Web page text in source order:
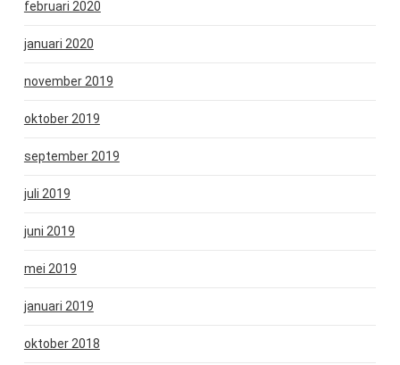
februari 2020
januari 2020
november 2019
oktober 2019
september 2019
juli 2019
juni 2019
mei 2019
januari 2019
oktober 2018